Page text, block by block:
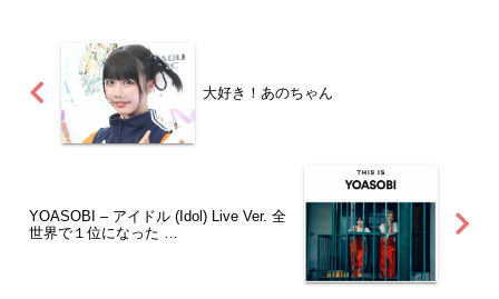
大好き！あのちゃん
YOASOBI – アイドル (Idol) Live Ver. 全
世界で１位になった …